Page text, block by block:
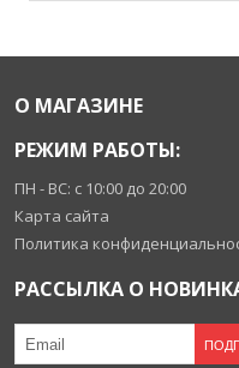
О МАГАЗИНЕ
РЕЖИМ РАБОТЫ:
ПН - ВС: с 10:00 до 20:00
Карта сайта
Политика
РАССЫЛКА О